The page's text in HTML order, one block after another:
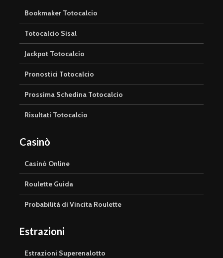
Bookmaker Totocalcio
Totocalcio Sisal
Jackpot Totocalcio
Pronostici Totocalcio
Prossima Schedina Totocalcio
Risultati Totocalcio
Casinò
Casinò Online
Roulette Guida
Probabilità di Vincita Roulette
Estrazioni
Estrazioni Superenalotto